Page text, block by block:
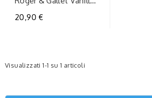
Profumata 30 ml
20,90 €
Visualizzati 1-1 su 1 articoli